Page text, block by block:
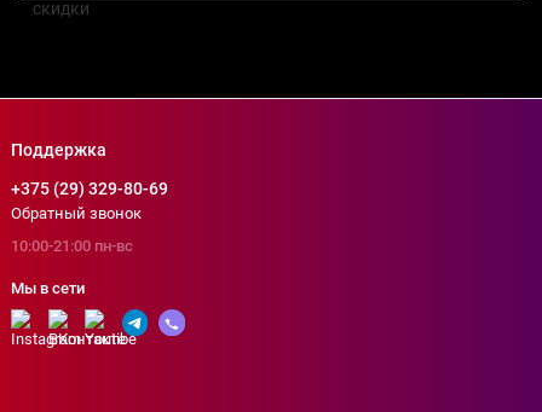
Поддержка
+375 (29) 329-80-69
Обратный звонок
10:00-21:00 пн-вс
Мы в сети